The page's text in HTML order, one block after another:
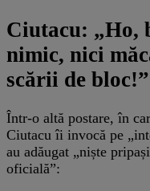
Ciutacu: „Ho,
nimic, nici
scării de bloc!”
Într-o altă postare, în
Ciutacu îi invocă pe
au adăugat „niște
oficială”: